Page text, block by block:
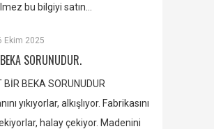
bu bilgiyi satın…
Ekim 2025
SORUNUDUR.
BİR BEKA SORUNUDUR
yıkıyorlar, alkışlıyor. Fabrikasını
halay çekiyor. Madenini